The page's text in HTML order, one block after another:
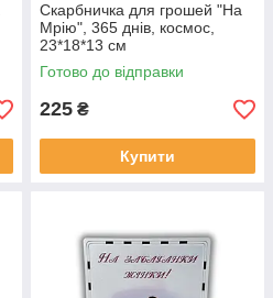
Скарбничка для грошей "На
Мрію", 365 днів, космос,
23*18*13 см
Готово до відправки
225 ₴
Купити